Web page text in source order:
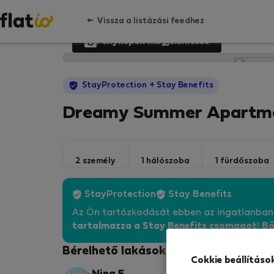
Vissza a listázási feedhez
Fényképek megjelenítése
StayProtection + Stay Benefits
Dreamy Summer
2 személy 1 hálószoba 1 fürdőszoba
StayProtection Stay Benefits
Az Ön tartózkodását ebben az ingatlanban
tartalmazza a Stay Benefits csomagot!
Bérelhető lakások
Cokkie